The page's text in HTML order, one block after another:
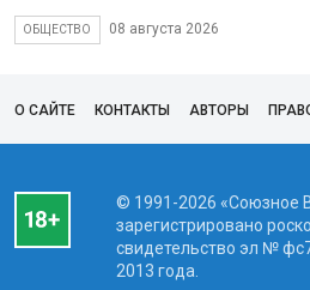
ОБЩЕСТВО 08 августа 2026
О САЙТЕ КОНТАКТЫ АВТОРЫ
© 1991-2026 «Союзное
зарегистрировано
свидетельство эл №
2013 года.